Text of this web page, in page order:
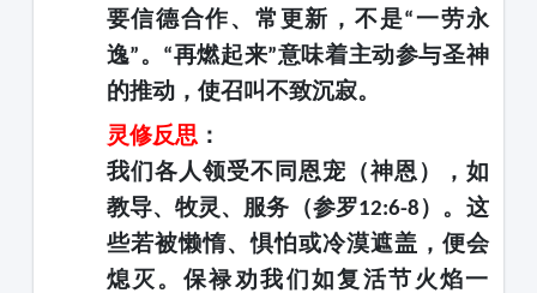
要信德合作、常更新，不是“一劳永
逸” 。 “再燃起来”意味着主动参与圣神
的推动，使召叫不致沉寂。
灵修反思：
我们各人领受不同恩宠（神恩），如
教导、牧灵、服务（参罗12:6-8 ）。这
些若被懒惰、惧怕或冷漠遮盖，便会
熄灭。保禄劝我们如复活节火焰一